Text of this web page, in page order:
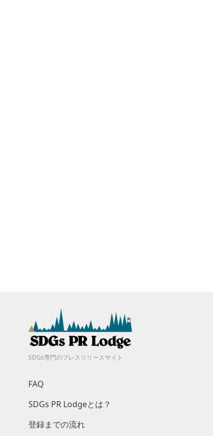
SDGs専門のプレスリリースサイト
FAQ
SDGs PR Lodgeとは？
登録までの流れ